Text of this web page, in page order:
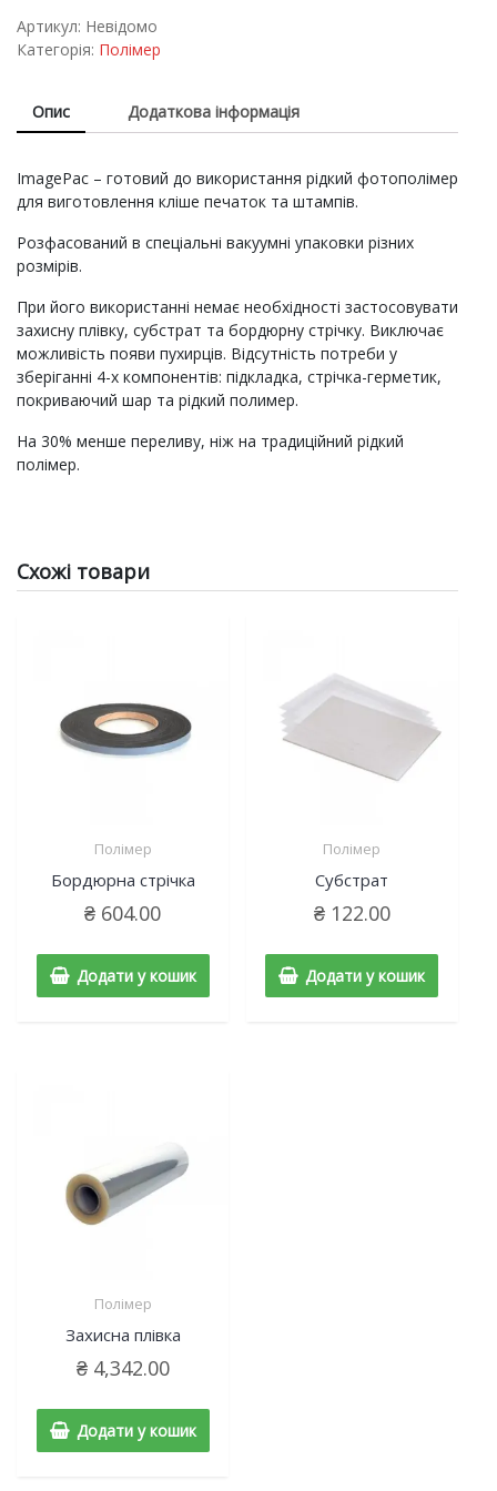
Артикул: Невідомо
Категорія: Полімер
Опис Додаткова інформація
ImagePac – готовий до використання рідкий фотополімер
для виготовлення кліше печаток та штампів.
Розфасований в спеціальні вакуумні упаковки різних
розмірів.
При його використанні немає необхідності застосовувати
захисну плівку, субстрат та бордюрну стрічку. Виключає
можливість появи пухирців. Відсутність потреби у
зберіганні 4-х компонентів: підкладка, стрічка-герметик,
покриваючий шар та рідкий полимер.
На 30% менше переливу, ніж на традиційний рідкий
полімер.
Схожі товари
Полімер
Бордюрна стрічка
₴ 604.00
Додати у кошик
Полімер
Субстрат
₴122.00
Додати у кошик
Полімер
Захисна плівка
₴4,342.00
Додати у кошик